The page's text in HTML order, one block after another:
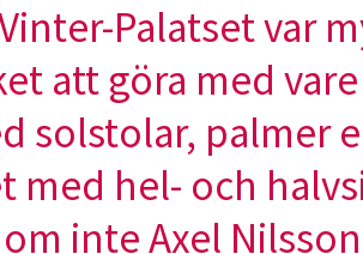
Palatset var
att göra med
solstolar, palmer
med hel- och
inte Axel